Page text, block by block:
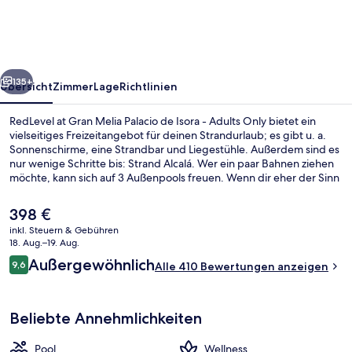
Isora
-
Adults
Only
Weiter
135+
ÜbersichtZimmerLageRichtlinien
RedLevel at Gran Melia Palacio de Isora - Adults Only bietet ein
vielseitiges Freizeitangebot für deinen Strandurlaub; es gibt u. a.
Sonnenschirme, eine Strandbar und Liegestühle. Außerdem sind es
nur wenige Schritte bis: Strand Alcalá. Wer ein paar Bahnen ziehen
möchte, kann sich auf 3 Außenpools freuen. Wenn dir eher der Sinn
Tiefengewebe-Massagen, Aromatherapie und ayurvedischen
Anwendungen verwöhnen lassen. La Terrasse, eins von 9
Restaurants, serviert lokale und internationale Küche und ist zum
Abendessen geöffnet. Als weitere Highlights bietet dieses Hotel im
luxuriösen Stil einen rund um die Uhr geöffneten Fitnessbereich,
eine Snackbar und 2 Poolbars.
Der
aktuelle
Preis
beträgt
398 €.
398 €
inkl. Steuern & Gebühren
18. Aug.–19. Aug.
Bewertungen
9,69,6 von 10.
AußergewöhnlichAlle 410 Bewertungen anzeigen
Beliebte Annehmlichkeiten
Pool Wellness